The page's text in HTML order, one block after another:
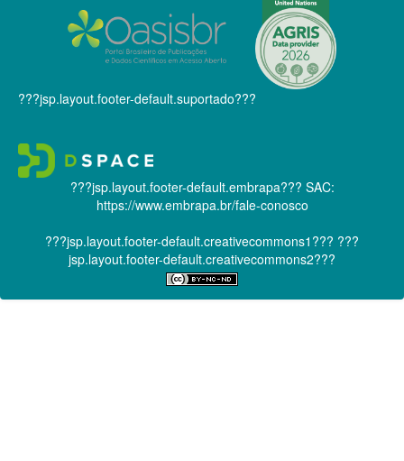
???jsp.layout.footer-default.suportado???
???jsp.layout.footer-default.embrapa??? SAC:
https://www.embrapa.br/fale-conosco
???jsp.layout.footer-default.creativecommons1??? ???
jsp.layout.footer-default.creativecommons2???